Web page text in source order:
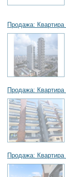
Продажа:
Продажа:
Продажа: